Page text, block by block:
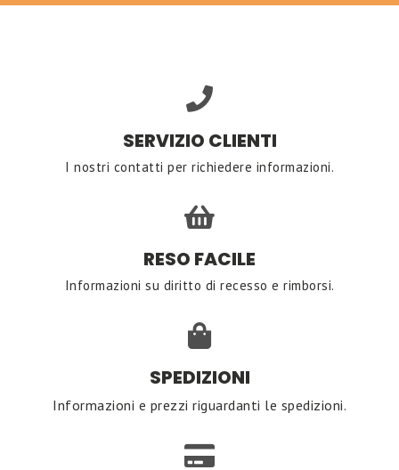
SERVIZIO CLIENTI
I nostri contatti per richiedere informazioni.
RESO FACILE
Informazioni su diritto di recesso e rimborsi.
SPEDIZIONI
Informazioni e prezzi riguardanti le spedizioni.